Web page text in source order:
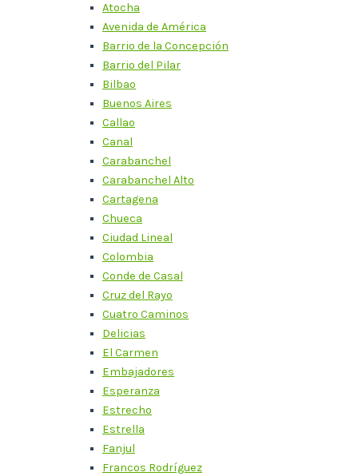
Atocha
Avenida de América
Barrio de la Concepción
Barrio del Pilar
Bilbao
Buenos Aires
Callao
Canal
Carabanchel
Carabanchel Alto
Cartagena
Chueca
Ciudad Lineal
Colombia
Conde de Casal
Cruz del Rayo
Cuatro Caminos
Delicias
El Carmen
Embajadores
Esperanza
Estrecho
Estrella
Fanjul
Francos Rodríguez